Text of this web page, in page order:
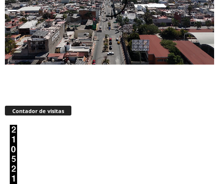
Contador de visitas